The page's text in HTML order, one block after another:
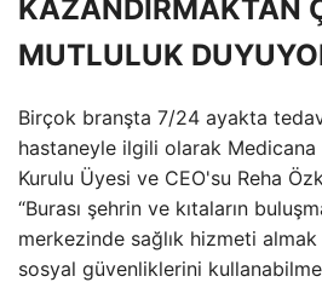
KAZANDIRMAKTAN
MUTLULUK
Birçok branşta 7/24 ayakta
hastaneyle ilgili olarak Medicana
Kurulu Üyesi ve CEO'su Reha
“Burası şehrin ve kıtaların
merkezinde sağlık hizmeti
sosyal güvenliklerini